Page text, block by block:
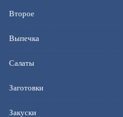
Второе
Выпечка
Салаты
Заготовки
Закуски